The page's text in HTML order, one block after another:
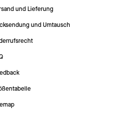
und Lieferung
und Umtausch